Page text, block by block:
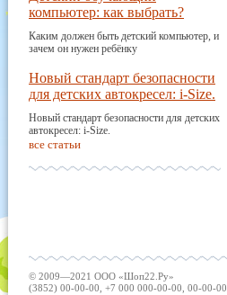
компьютер: как выбрать?
Каким должен быть детский компьютер, и
зачем он нужен ребёнку
Новый стандарт безопасности
для детских автокресел: i-Size.
Новый стандарт безопасности для детских
автокресел: i-Size.
все статьи
© 2009—2021 ООО «Шоп22.Ру»
(3852) 00-00-00, +7 000 000-00-00, 00-00-00